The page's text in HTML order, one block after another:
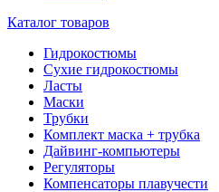
Каталог товаров
Гидрокостюмы
Сухие гидрокостюмы
Ласты
Маски
Трубки
Комплект маска + трубка
Дайвинг-компьютеры
Регуляторы
Компенсаторы плавучести